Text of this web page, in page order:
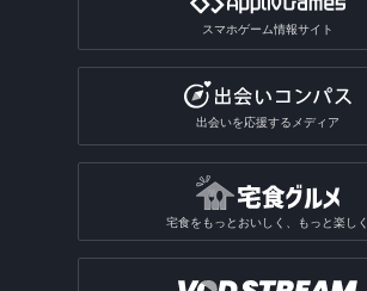
スマホゲーム情報サイト
出会いを応援するメディア
宅食をもっとおいしく、もっと楽しく